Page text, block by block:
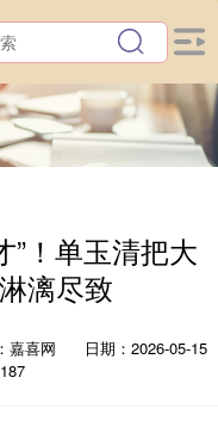
”！单玉清把大
漓尽致
嘉喜网
日期：2026-05-15